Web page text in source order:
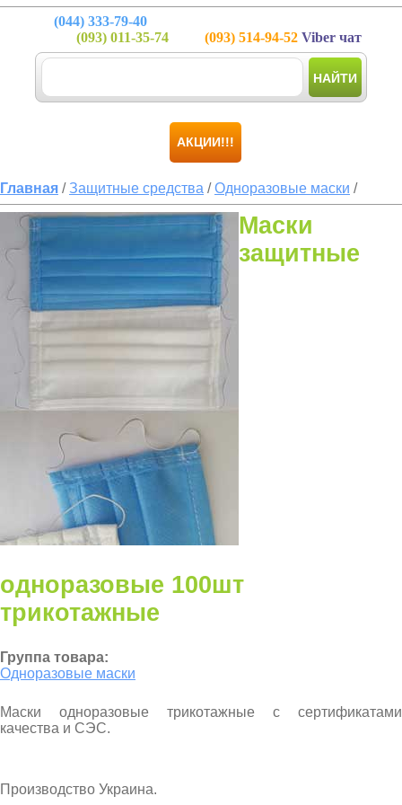
(044) 333-79-40
(093) 011-35-74 (093) 514-94-52 Viber чат
НАЙТИ
АКЦИИ!!!
Главная /Защитные средства /Одноразовые маски /
Маски
защитные
одноразовые 100шт
трикотажные
Группа товара:
Одноразовые маски
Маски одноразовые трикотажные с сертификатами
качества и СЭС.
Производство Украина.